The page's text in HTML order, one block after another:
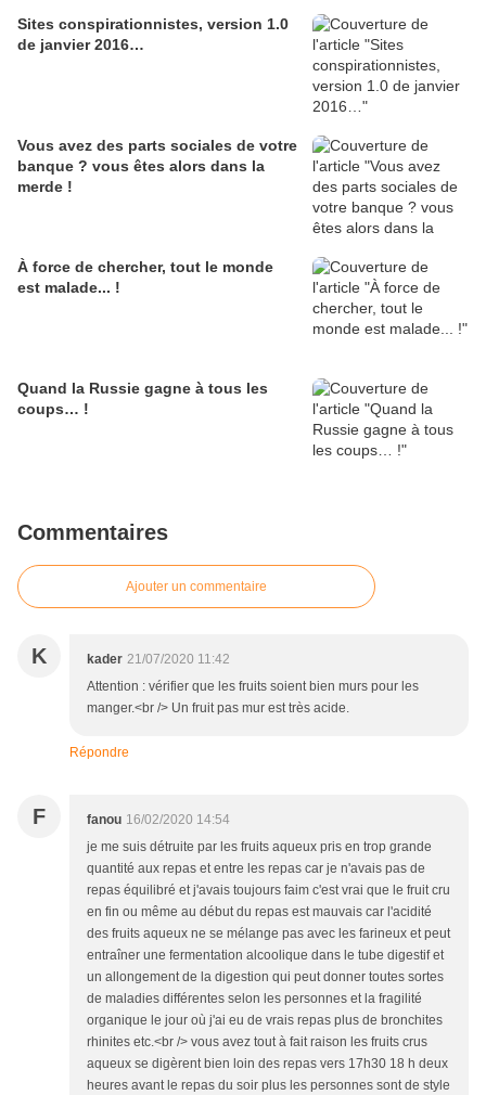
Sites conspirationnistes, version 1.0
de janvier 2016…
Vous avez des parts sociales de votre
banque ? vous êtes alors dans la
merde !
À force de chercher, tout le monde
est malade... !
Quand la Russie gagne à tous les
coups… !
Commentaires
Ajouter un commentaire
K kader 21/07/2020 11:42
Attention : vérifier que les fruits soient bien murs pour les
manger.<br /> Un fruit pas mur est très acide.
Répondre
F fanou 16/02/2020 14:54
je me suis détruite par les fruits aqueux pris en trop grande
quantité aux repas et entre les repas car je n'avais pas de
repas équilibré et j'avais toujours faim c'est vrai que le fruit cru
en fin ou même au début du repas est mauvais car l'acidité
des fruits aqueux ne se mélange pas avec les farineux et peut
entraîner une fermentation alcoolique dans le tube digestif et
un allongement de la digestion qui peut donner toutes sortes
de maladies différentes selon les personnes et la fragilité
organique le jour où j'ai eu de vrais repas plus de bronchites
rhinites etc.<br /> vous avez tout à fait raison les fruits crus
aqueux se digèrent bien loin des repas vers 17h30 18 h deux
heures avant le repas du soir plus les personnes sont de style